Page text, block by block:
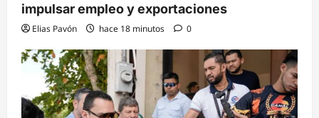
impulsar empleo y exportaciones
Elias Pavón hace 18 minutos 0